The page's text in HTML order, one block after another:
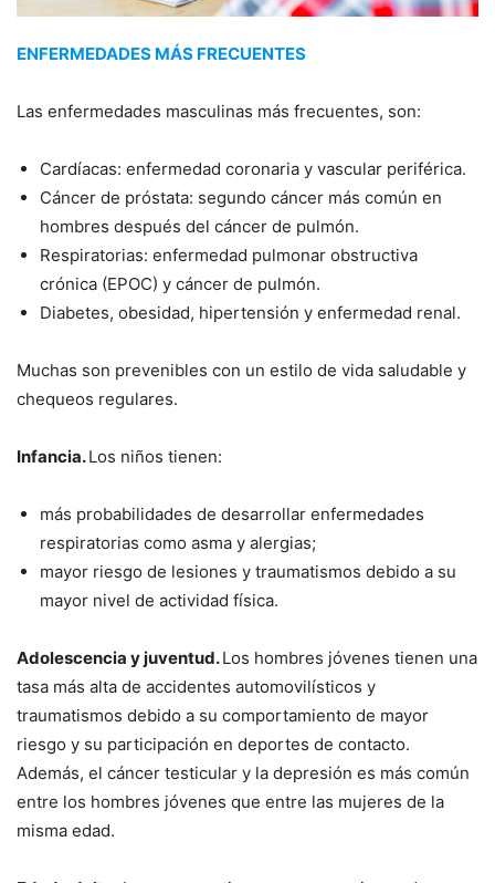
ENFERMEDADES MÁS FRECUENTES
Las enfermedades masculinas más frecuentes, son:
Cardíacas: enfermedad coronaria y vascular periférica.
Cáncer de próstata: segundo cáncer más común en
hombres después del cáncer de pulmón.
Respiratorias: enfermedad pulmonar obstructiva
crónica (EPOC) y cáncer de pulmón.
Diabetes, obesidad, hipertensión y enfermedad renal.
Muchas son prevenibles con un estilo de vida saludable y
chequeos regulares.
Infancia.Los niños tienen:
más probabilidades de desarrollar enfermedades
respiratorias como asma y alergias;
mayor riesgo de lesiones y traumatismos debido a su
mayor nivel de actividad física.
Adolescencia y juventud.Los hombres jóvenes tienen una
tasa más alta de accidentes automovilísticos y
traumatismos debido a su comportamiento de mayor
riesgo y su participación en deportes de contacto.
Además, el cáncer testicular y la depresión es más común
entre los hombres jóvenes que entre las mujeres de la
misma edad.